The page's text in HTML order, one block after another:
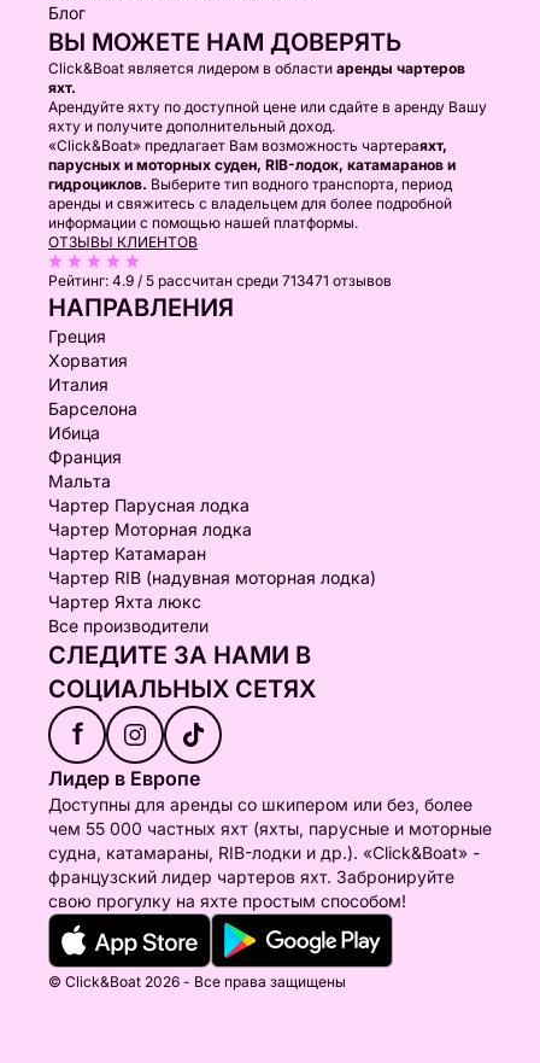
Блог
ВЫ МОЖЕТЕ НАМ ДОВЕРЯТЬ
Click&Boat является лидером в области аренды чартеров
яхт.
Арендуйте яхту по доступной цене или сдайте в аренду Вашу
яхту и получите дополнительный доход.
«Click&Boat» предлагает Вам возможность чартераяхт,
парусных и моторных суден, RIB-лодок, катамаранов и
гидроциклов. Выберите тип водного транспорта, период
аренды и свяжитесь с владельцем для более подробной
информации с помощью нашей платформы.
ОТЗЫВЫ КЛИЕНТОВ
Рейтинг: 4.9 / 5 рассчитан среди 713471 отзывов
НАПРАВЛЕНИЯ
Греция
Хорватия
Италия
Барселона
Ибица
Франция
Мальта
Чартер Парусная лодка
Чартер Моторная лодка
Чартер Катамаран
Чартер RIB (надувная моторная лодка)
Чартер Яхта люкс
Все производители
СЛЕДИТЕ ЗА НАМИ В
СОЦИАЛЬНЫХ СЕТЯХ
f
Лидер в Европе
Доступны для аренды со шкипером или без, более
чем 55 000 частных яхт (яхты, парусные и моторные
судна, катамараны, RIB-лодки и др.). «Click&Boat» -
французский лидер чартеров яхт. Забронируйте
свою прогулку на яхте простым способом!
© Click&Boat 2026 - Все права защищены